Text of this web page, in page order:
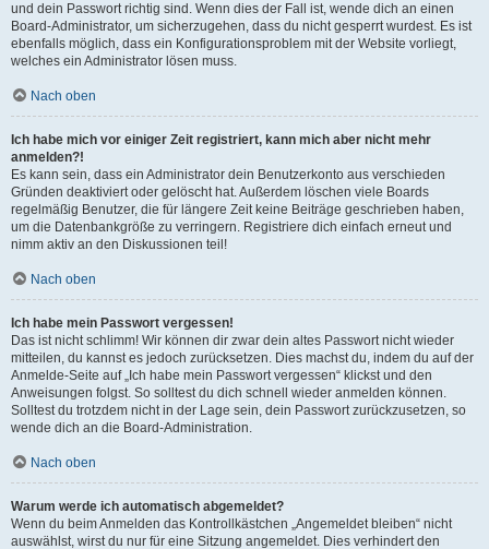
und dein Passwort richtig sind. Wenn dies der Fall ist, wende dich an einen
Board-Administrator, um sicherzugehen, dass du nicht gesperrt wurdest. Es ist
ebenfalls möglich, dass ein Konfigurationsproblem mit der Website vorliegt,
welches ein Administrator lösen muss.
Nach oben
Ich habe mich vor einiger Zeit registriert, kann mich aber nicht mehr
anmelden?!
Es kann sein, dass ein Administrator dein Benutzerkonto aus verschieden
Gründen deaktiviert oder gelöscht hat. Außerdem löschen viele Boards
regelmäßig Benutzer, die für längere Zeit keine Beiträge geschrieben haben,
um die Datenbankgröße zu verringern. Registriere dich einfach erneut und
nimm aktiv an den Diskussionen teil!
Nach oben
Ich habe mein Passwort vergessen!
Das ist nicht schlimm! Wir können dir zwar dein altes Passwort nicht wieder
mitteilen, du kannst es jedoch zurücksetzen. Dies machst du, indem du auf der
Anmelde-Seite auf „Ich habe mein Passwort vergessen“ klickst und den
Anweisungen folgst. So solltest du dich schnell wieder anmelden können.
Solltest du trotzdem nicht in der Lage sein, dein Passwort zurückzusetzen, so
wende dich an die Board-Administration.
Nach oben
Warum werde ich automatisch abgemeldet?
Wenn du beim Anmelden das Kontrollkästchen „Angemeldet bleiben“ nicht
auswählst, wirst du nur für eine Sitzung angemeldet. Dies verhindert den